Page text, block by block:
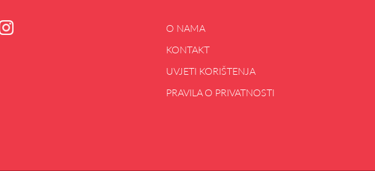
O NAMA
KONTAKT
UVJETI KORIŠTENJA
PRAVILA O PRIVATNOSTI